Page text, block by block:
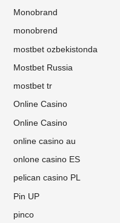
Monobrand
monobrend
mostbet ozbekistonda
Mostbet Russia
mostbet tr
Online Casino
Online Casino
online casino au
onlone casino ES
pelican casino PL
Pin UP
pinco